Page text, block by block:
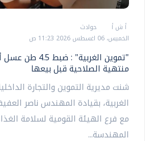
أ ش أ
حوادث
الخميس، 06 اغسطس 2026 11:23 ص
"تموين الغربية" :
منتهية الصلاحية قبل بيعها
شنت مديرية التموين والتجارة
الغربية، بقيادة المهندس ناصر
مع فرع الهيئة القومية لسلامة
المهندسة...